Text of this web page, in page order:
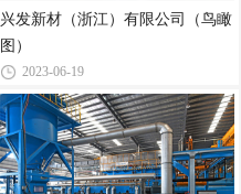
兴发新材（浙江）有限公司（鸟瞰
图）
2023-06-19